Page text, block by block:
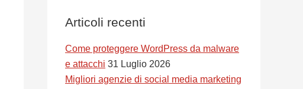
Articoli recenti
Come proteggere WordPress da malware
e attacchi 31 Luglio 2026
Migliori agenzie di social media marketing